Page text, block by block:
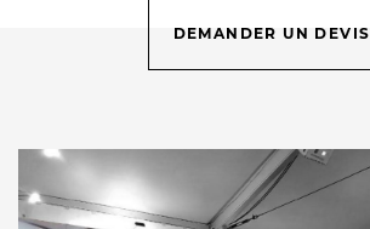
DEMANDER UN DEVIS